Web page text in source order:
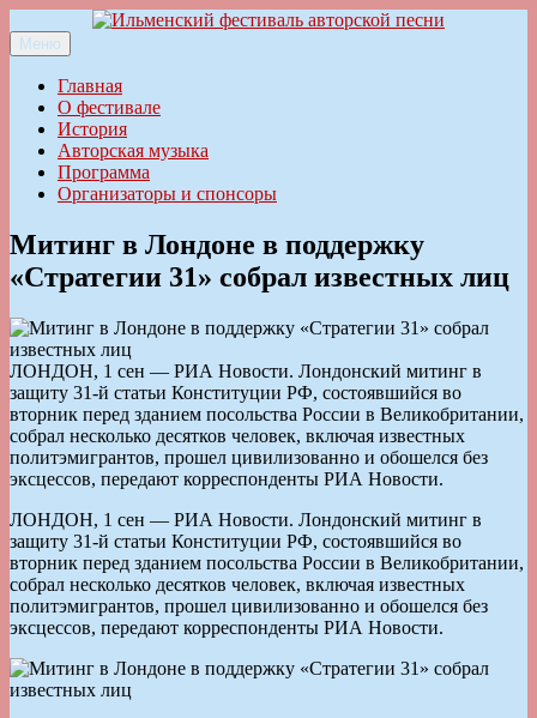
к
содержимому
Ильменский фестиваль авторской песни
Меню
Главная
О фестивале
История
Авторская музыка
Программа
Организаторы и спонсоры
Митинг в Лондоне в поддержку
«Стратегии 31» собрал известных лиц
ЛОНДОН, 1 сен — РИА Новости. Лондонский митинг в
защиту 31-й статьи Конституции РФ, состоявшийся во
вторник перед зданием посольства России в Великобритании,
собрал несколько десятков человек, включая известных
политэмигрантов, прошел цивилизованно и обошелся без
эксцессов, передают корреспонденты РИА Новости.
ЛОНДОН, 1 сен — РИА Новости. Лондонский митинг в
защиту 31-й статьи Конституции РФ, состоявшийся во
вторник перед зданием посольства России в Великобритании,
собрал несколько десятков человек, включая известных
политэмигрантов, прошел цивилизованно и обошелся без
эксцессов, передают корреспонденты РИА Новости.